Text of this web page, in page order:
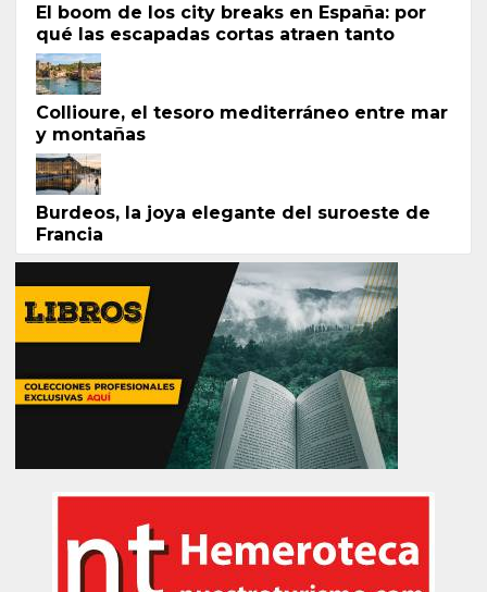
El boom de los city breaks en España: por
qué las escapadas cortas atraen tanto
Collioure, el tesoro mediterráneo entre mar
y montañas
Burdeos, la joya elegante del suroeste de
Francia